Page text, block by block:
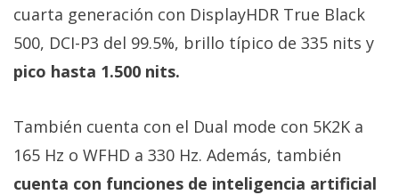
cuarta generación con DisplayHDR True Black
500, DCI-P3 del 99.5%, brillo típico de 335 nits y
pico hasta 1.500 nits.
También cuenta con el Dual mode con 5K2K a
165 Hz o WFHD a 330 Hz. Además, también
cuenta con funciones de inteligencia artificial